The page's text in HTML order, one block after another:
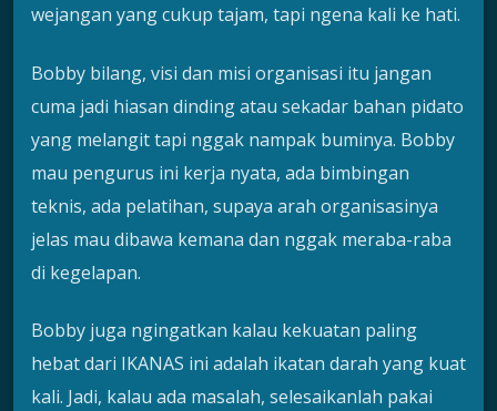
wejangan yang cukup tajam, tapi ngena kali ke hati.
Bobby bilang, visi dan misi organisasi itu jangan
cuma jadi hiasan dinding atau sekadar bahan pidato
yang melangit tapi nggak nampak buminya. Bobby
mau pengurus ini kerja nyata, ada bimbingan
teknis, ada pelatihan, supaya arah organisasinya
jelas mau dibawa kemana dan nggak meraba-raba
di kegelapan.
Bobby juga ngingatkan kalau kekuatan paling
hebat dari IKANAS ini adalah ikatan darah yang kuat
kali. Jadi, kalau ada masalah, selesaikanlah pakai